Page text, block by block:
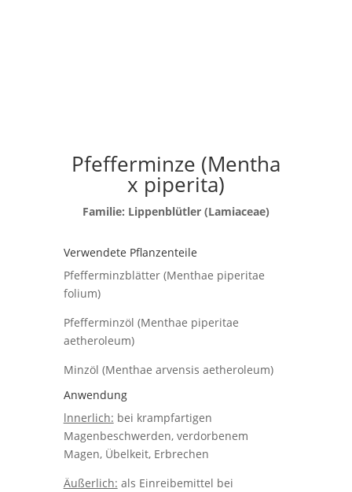
Pfefferminze (Mentha
x piperita)
Familie: Lippenblütler (Lamiaceae)
Verwendete Pflanzenteile
Pfefferminzblätter (Menthae piperitae
folium)
Pfefferminzöl (Menthae piperitae
aetheroleum)
Minzöl (Menthae arvensis aetheroleum)
Anwendung
lnnerlich: bei krampfartigen
Magenbeschwerden, verdorbenem
Magen, Übelkeit, Erbrechen
Äußerlich: als Einreibemittel bei